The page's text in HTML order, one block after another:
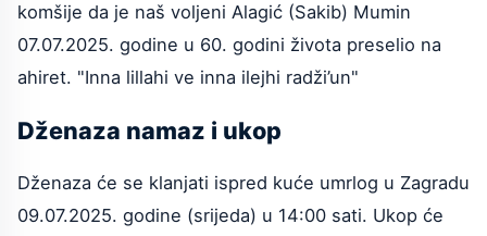
komšije da je naš voljeni Alagić (Sakib) Mumin
07.07.2025. godine u 60. godini života preselio na
ahiret. "Inna lillahi ve inna ilejhi radži’un"
Dženaza namaz i ukop
Dženaza će se klanjati ispred kuće umrlog u Zagradu
09.07.2025. godine (srijeda) u 14:00 sati. Ukop će